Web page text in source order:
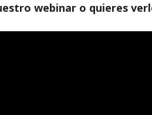
webinar o quieres